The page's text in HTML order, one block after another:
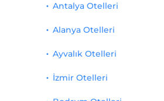
Antalya Otelleri
Alanya Otelleri
Ayvalık Otelleri
İzmir Otelleri